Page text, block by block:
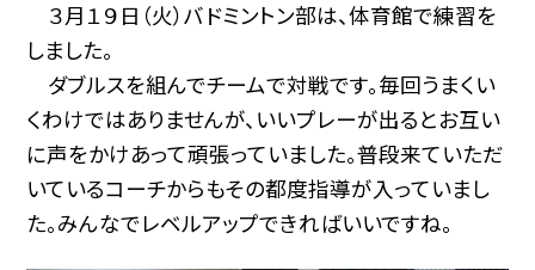
３月１９日（火）バドミントン部は、体育館で練習を
しました。
ダブルスを組んでチームで対戦です。毎回うまくい
くわけではありませんが、いいプレーが出るとお互い
に声をかけあって頑張っていました。普段来ていただ
いているコーチからもその都度指導が入っていまし
た。みんなでレベルアップできればいいですね。